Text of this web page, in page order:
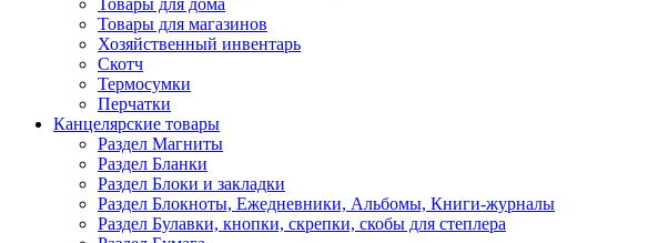
Товары для дома
Товары для магазинов
Хозяйственный инвентарь
Скотч
Термосумки
Перчатки
Канцелярские товары
Раздел Магниты
Раздел Бланки
Раздел Блоки и закладки
Раздел Блокноты, Ежедневники, Альбомы, Книги-журналы
Раздел Булавки, кнопки, скрепки, скобы для степлера